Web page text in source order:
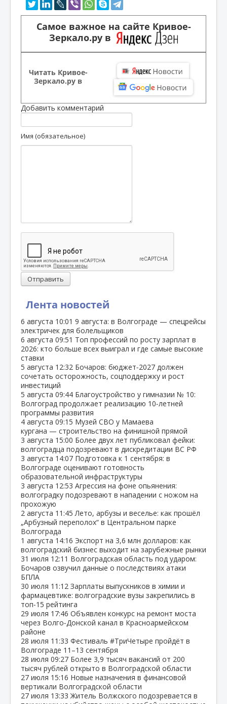
Лента новостей
6 августа 10:01 9 августа: в Волгограде — спецрейсы
электричек для болельщиков
6 августа 09:51 Топ профессий по росту зарплат в
2026: кто больше всех выиграл и где самые высокие
ставки
5 августа 12:32 Бочаров: бюджет‑2027 должен
сочетать осторожность, соцподдержку и рост
инвестиций
5 августа 09:44 Благоустройство у гимназии № 10:
Волгоград продолжает реализацию 10‑летней
программы развития
4 августа 09:15 Музей СВО у Мамаева
кургана — строительство на финишной прямой
3 августа 15:00 Более двух лет публиковал фейки:
волгоградца подозревают в дискредитации ВС РФ
3 августа 14:07 Подготовка к 1 сентября: в
Волгограде оценивают готовность
образовательной инфраструктуры
3 августа 12:53 Агрессия на фоне опьянения:
волгоградку подозревают в нападении с ножом на
прохожую
2 августа 11:45 Лето, арбузы и веселье: как прошёл
„Арбузный переполох“ в Центральном парке
Волгограда
1 августа 14:16 Экспорт на 3,6 млн долларов: как
волгоградский бизнес выходит на зарубежные рынки
31 июля 12:11 Волгоградская область под ударом:
Бочаров озвучил данные о последствиях атаки
БПЛА
30 июля 11:12 Зарплаты выпускников в химии и
фармацевтике: волгоградские вузы закрепились в
топ‑15 рейтинга
29 июля 17:46 Объявлен конкурс на ремонт моста
через Волго‑Донской канал в Красноармейском
районе
28 июля 11:33 Фестиваль #ТриЧетыре пройдёт в
Волгограде 11–13 сентября
28 июля 09:27 Более 3,9 тысяч вакансий от 200
тысяч рублей открыто в Волгоградской области
27 июля 15:16 Новые назначения в финансовой
вертикали Волгоградской области
27 июля 13:33 Житель Волжского подозревается в
Самое важное на сайте Кривое-
Зеркало.ру в
Читать Кривое-
Зеркало.ру в
Добавить комментарий
Имя (обязательное)
Отправить